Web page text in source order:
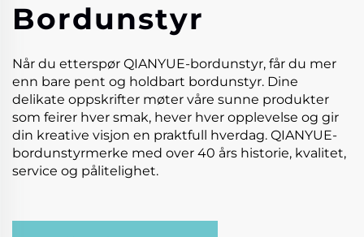
Bordunstyr
Når du etterspør QIANYUE-bordunstyr, får du mer
enn bare pent og holdbart bordunstyr. Dine
delikate oppskrifter møter våre sunne produkter
som feirer hver smak, hever hver opplevelse og gir
din kreative visjon en praktfull hverdag. QIANYUE-
bordunstyrmerke med over 40 års historie, kvalitet,
service og pålitelighet.